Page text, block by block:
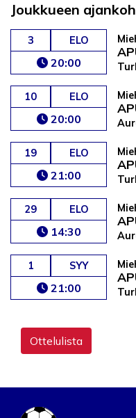
Joukkueen
3 ELO
20:00
10 ELO
20:00
19 ELO
21:00
29 ELO
14:30
1 SYY
21:00
Ottelulista